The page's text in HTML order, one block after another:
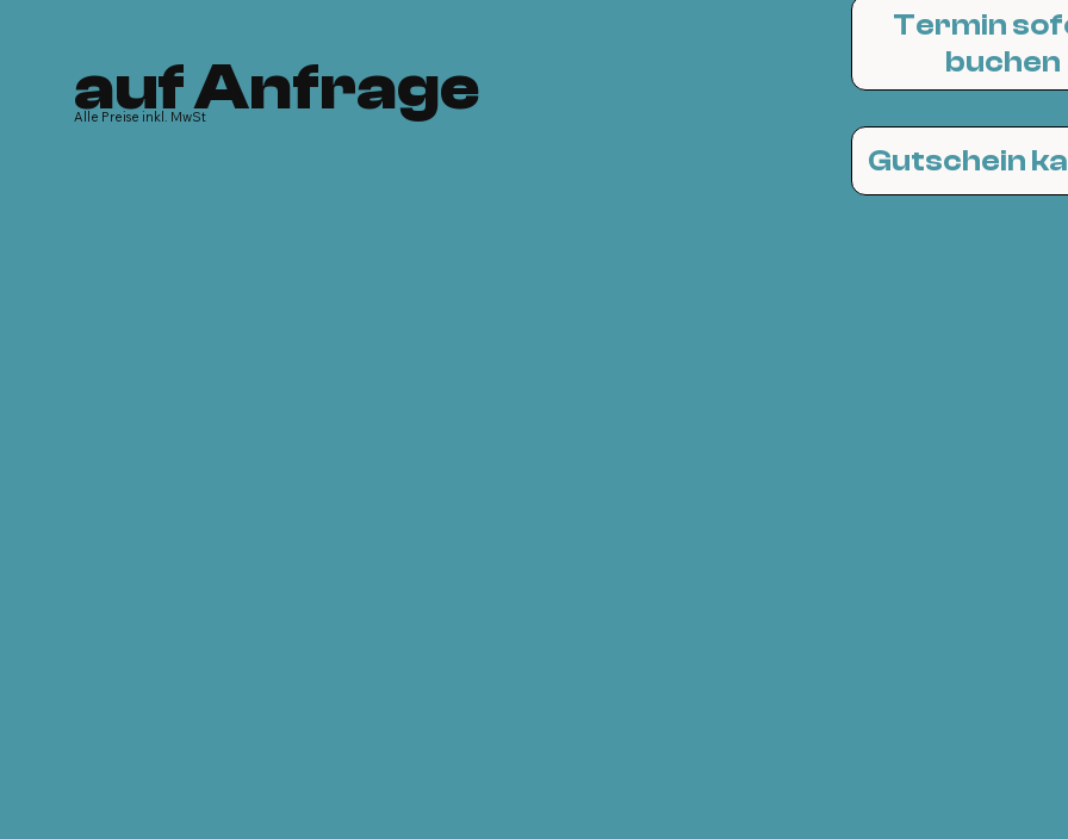
Alle Preise inkl. MwSt
auf Anfrage
Termin
buchen
Gutschein